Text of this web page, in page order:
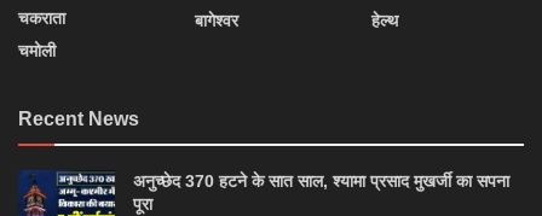
चकराता
चमोली
बागेश्वर
हेल्थ
Recent News
अनुच्छेद 370 हटने के सात साल, श्यामा प्रसाद मुखर्जी का सपना
पूरा